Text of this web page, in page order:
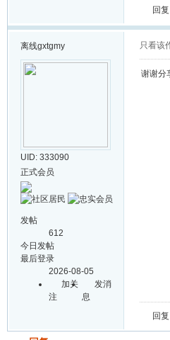
回复
离线gxtgmy
UID: 333090
正式会员
发帖
612
今日发帖
最后登录
2026-08-05
加关
注
发消
息
只看该
谢谢分
回复